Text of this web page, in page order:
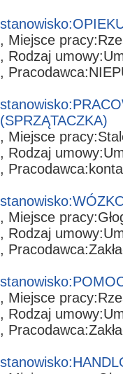
stanowisko:
, Miejsce pracy:
, Rodzaj umowy:
, Pracodawca:
stanowisko:
(SPRZĄTACZKA)
, Miejsce pracy:
, Rodzaj umowy:
, Pracodawca:
stanowisko:
, Miejsce pracy:
, Rodzaj umowy:
, Pracodawca:
stanowisko:
, Miejsce pracy:
, Rodzaj umowy:
, Pracodawca:
stanowisko: